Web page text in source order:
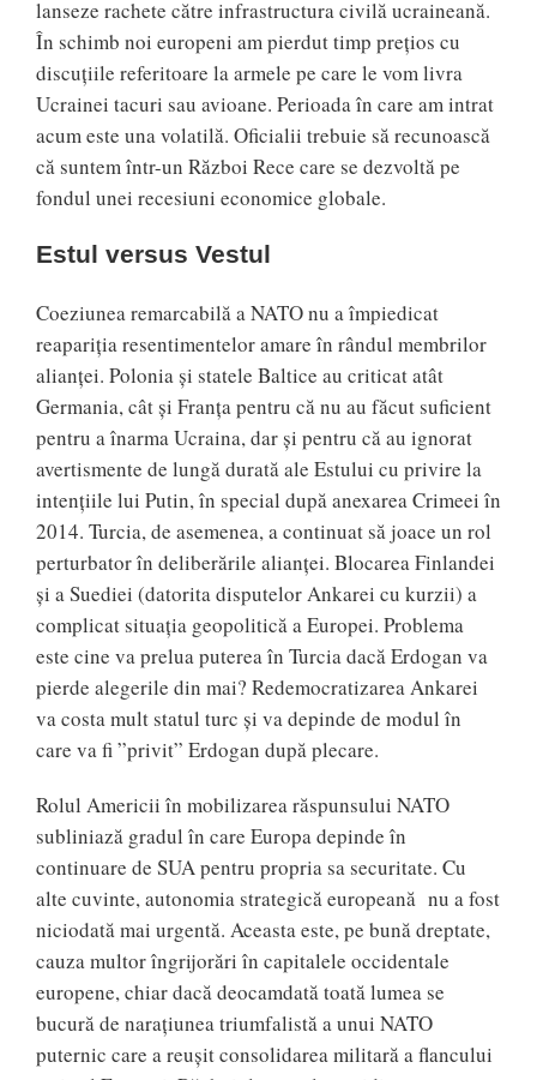
lanseze rachete către infrastructura civilă ucraineană.
În schimb noi europeni am pierdut timp prețios cu
discuțiile referitoare la armele pe care le vom livra
Ucrainei tacuri sau avioane. Perioada în care am intrat
acum este una volatilă. Oficialii trebuie să recunoască
că suntem într-un Război Rece care se dezvoltă pe
fondul unei recesiuni economice globale.
Estul versus Vestul
Coeziunea remarcabilă a NATO nu a împiedicat
reapariția resentimentelor amare în rândul membrilor
alianței. Polonia și statele Baltice au criticat atât
Germania, cât și Franța pentru că nu au făcut suficient
pentru a înarma Ucraina, dar și pentru că au ignorat
avertismente de lungă durată ale Estului cu privire la
intențiile lui Putin, în special după anexarea Crimeei în
2014. Turcia, de asemenea, a continuat să joace un rol
perturbator în deliberările alianței. Blocarea Finlandei
și a Suediei (datorita disputelor Ankarei cu kurzii) a
complicat situația geopolitică a Europei. Problema
este cine va prelua puterea în Turcia dacă Erdogan va
pierde alegerile din mai? Redemocratizarea Ankarei
va costa mult statul turc și va depinde de modul în
care va fi ”privit” Erdogan după plecare.
Rolul Americii în mobilizarea răspunsului NATO
subliniază gradul în care Europa depinde în
continuare de SUA pentru propria sa securitate. Cu
alte cuvinte, autonomia strategică europeană nu a fost
niciodată mai urgentă. Aceasta este, pe bună dreptate,
cauza multor îngrijorări în capitalele occidentale
europene, chiar dacă deocamdată toată lumea se
bucură de narațiunea triumfalistă a unui NATO
puternic care a reușit consolidarea militară a flancului